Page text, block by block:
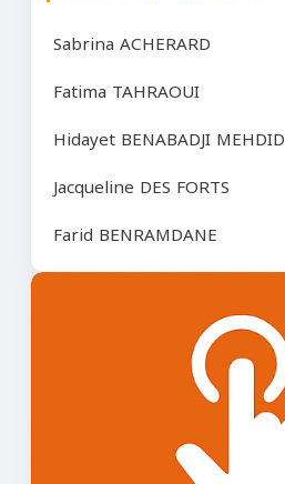
Sabrina ACHERARD
Fatima TAHRAOUI
Hidayet BENABADJI MEHDID
Jacqueline DES FORTS
Farid BENRAMDANE